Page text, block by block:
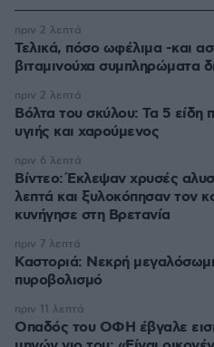
Τελικά, πόσο ωφέλιμα -και
βιταμινούχα συμπληρώματα
πριν 2 λεπτά
Βόλτα του σκύλου: Τα 5 είδη
υγιής και χαρούμενος
πριν 2 λεπτά
Βίντεο: Έκλεψαν χρυσές
λεπτά και ξυλοκόπησαν τον
κυνήγησε στη Βρετανία
πριν 6 λεπτά
Καστοριά: Νεκρή
πυροβολισμό
πριν 7 λεπτά
Οπαδός του ΟΦΗ έβγαλε
πριν 11 λεπτά